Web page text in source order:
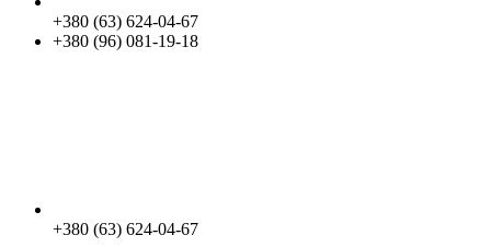
+380 (63) 624-04-67
+380 (96) 081-19-18
+380 (63) 624-04-67